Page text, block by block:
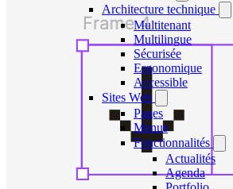
Architecture technique
Multitenant
Multilingue
Sécurisée
Ergonomique
Accessible
Sites Web
Pages
Menus
Fonctionnalités
Actualités
Agenda